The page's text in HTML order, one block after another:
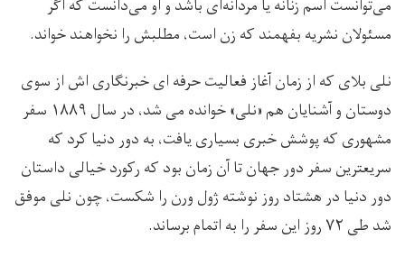
می‌توانست اسم زنانه یا مردانه‌ای باشد و او می‌دانست که اگر
مسئولان نشریه بفهمند که زن است، مطلبش را نخواهند خواند.
نلی بلای که از زمان آغاز فعالیت حرفه ای خبرنگاری اش از سوی
دوستان و آشنایان هم «نلی» خوانده می شد، در سال ۱۸۸۹ سفر
مشهوری که پوشش خبری بسیاری یافت، به دور دنیا کرد که
سریعترین سفر دور جهان تا آن زمان بود که رکورد خیالی داستان
دور دنیا در هشتاد روز نوشته ژول ورن را شکست، چون نلی موفق
شد طی ۷۲ روز این سفر را به اتمام برساند.